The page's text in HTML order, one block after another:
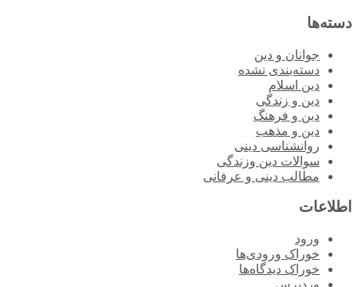
دسته‌ها
جوانان و دین
دسته‌بندی نشده
دین اسلام
دین و زندگی
دین و فرهنگ
دین و مذهب
روانشناسی دینی
سوالات دین وزندگی
مطالب دینی و عرفانی
اطلاعات
ورود
خوراک ورودی‌ها
خوراک دیدگاه‌ها
وردپرس